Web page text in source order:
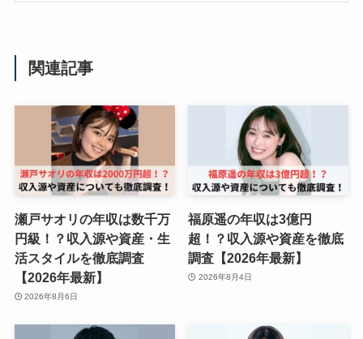
関連記事
瀬戸サオリの年収は数千万
円級！？収入源や資産・生
活スタイルを徹底調査
【2026年最新】
2026年8月6日
福原遥の年収は3億円
超！？収入源や資産を徹底
調査【2026年最新】
2026年8月4日